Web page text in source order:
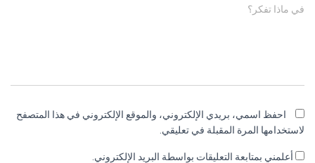
في ماذا تفكر؟
احفظ اسمي، بريدي الإلكتروني، والموقع الإلكتروني في هذا المتصفح
لاستخدامها المرة المقبلة في تعليقي.
أعلمني بمتابعة التعليقات بواسطة البريد الإلكتروني.